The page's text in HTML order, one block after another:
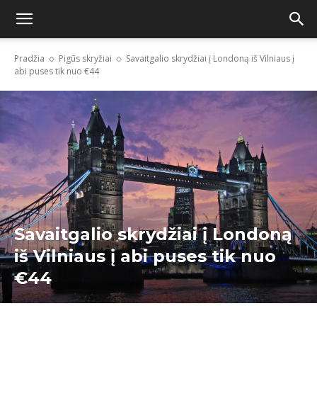
Pradžia Pigūs skryžiai
Savaitgalio skrydžiai į Londoną iš Vilniaus į
abi puses tik nuo €44
Savaitgalio skrydžiai į Londoną
iš Vilniaus į abi puses tik nuo
€44